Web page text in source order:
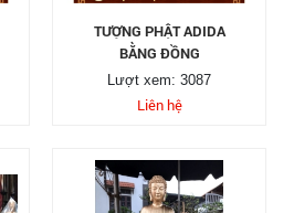
TƯỢNG PHẬT ADIDA
BẰNG ĐỒNG
Lượt xem: 3087
Liên hệ